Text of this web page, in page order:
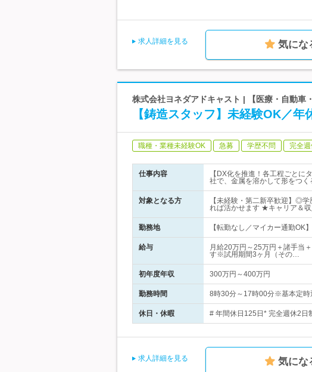
求人詳細を見る 気にな
株式会社ヨネダアドキャスト | 【医療・自動車
【鋳造スタッフ】未経験OK／
職種・業種未経験OK 急募 学歴不問 完全週
仕事内容
【DX化を推進！各工程ごとに
社で、金属を溶かして形をつ
対象となる方
【未経験・第二新卒歓迎】◎
れば活かせます ★キャリア＆
勤務地 【転勤なし／マイカー通勤OK
給与
月給20万円～25万円＋諸手当
す※試用期間3ヶ月（その…
初年度年収 300万円～400万円
勤務時間 8時30分～17時00分※基本定時
休日・休暇 # 年間休日125日* 完全週休2
求人詳細を見る 気にな